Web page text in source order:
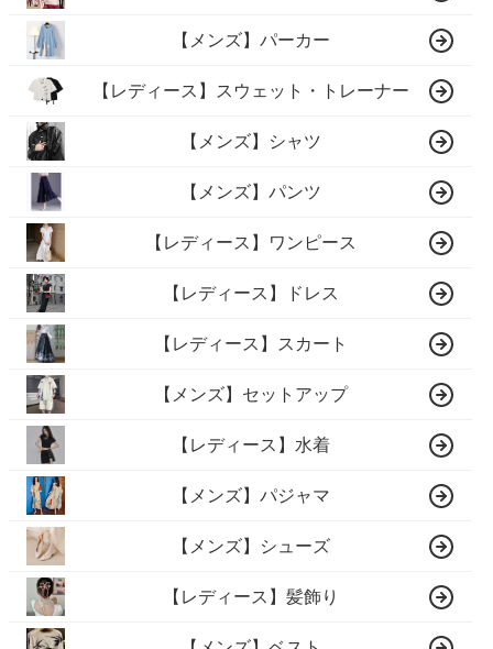
【メンズ】パーカー
【レディース】スウェット・トレーナー
【メンズ】シャツ
【メンズ】パンツ
【レディース】ワンピース
【レディース】ドレス
【レディース】スカート
【メンズ】セットアップ
【レディース】水着
【メンズ】パジャマ
【メンズ】シューズ
【レディース】髪飾り